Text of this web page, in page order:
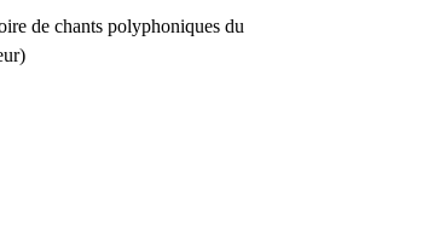
de chants polyphoniques du